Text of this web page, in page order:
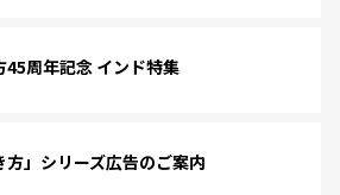
45周年記念 インド特集
方」シリーズ広告のご案内